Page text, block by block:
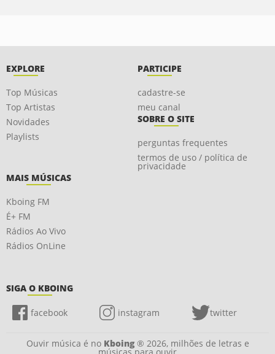
EXPLORE
Top Músicas
Top Artistas
Novidades
Playlists
PARTICIPE
cadastre-se
meu canal
SOBRE O SITE
perguntas frequentes
termos de uso / política de
privacidade
MAIS MÚSICAS
Kboing FM
É+ FM
Rádios Ao Vivo
Rádios OnLine
SIGA O KBOING
facebook instagram twitter
Ouvir música é no Kboing® 2026, milhões de letras e
músicas para ouvir